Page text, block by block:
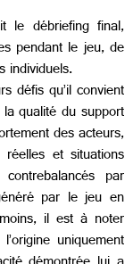
le débriefing final,
pendant le jeu, de
individuels.
défis qu’il convient
qualité du support
des acteurs,
et situations
par
par le jeu en
il est à noter
uniquement